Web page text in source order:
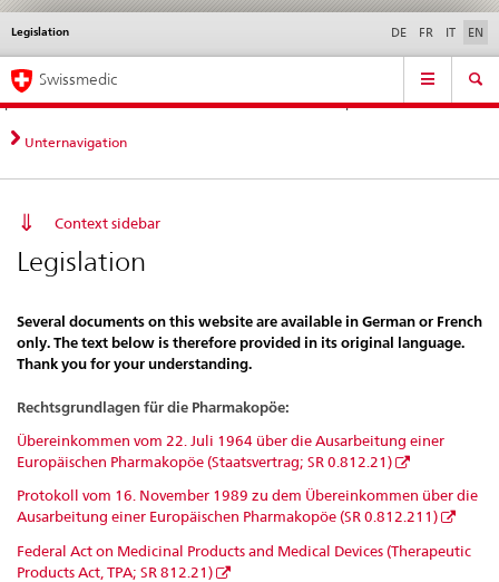
Direct
navigation:
news,
legal
contact
News &
standards
Contact | Support &
Help
Legislation
Languages DE FR IT EN
Service
Main
Navigation
Swissmedic
Unternavigation
Context sidebar
Legislation
Several documents on this website are available in German or French
only. The text below is therefore provided in its original language.
Thank you for your understanding.
Rechtsgrundlagen für die Pharmakopöe:
Übereinkommen vom 22. Juli 1964 über die Ausarbeitung einer
Europäischen Pharmakopöe (Staatsvertrag; SR 0.812.21)
Protokoll vom 16. November 1989 zu dem Übereinkommen über die
Ausarbeitung einer Europäischen Pharmakopöe (SR 0.812.211)
Federal Act on Medicinal Products and Medical Devices (Therapeutic
Products Act, TPA; SR 812.21)